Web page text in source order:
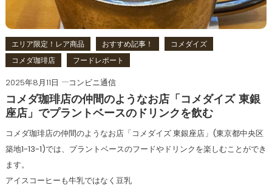
エリア限定！レア商品 おすすめ記事！
コメダイズ
コメダ珈琲店
フードレポート
2025年8月11日
コンビニ通信
コメダ珈琲店の仲間のようなお店「コメダイズ 東銀
座店」でプラントベースのドリンクを飲む
コメダ珈琲店の仲間のようなお店「コメダイズ 東銀座店」(東京都中央区
築地1-13-1)では、プラントベースのフードやドリンクを楽しむことができ
ます。
アイスコーヒーも牛乳ではなく豆乳